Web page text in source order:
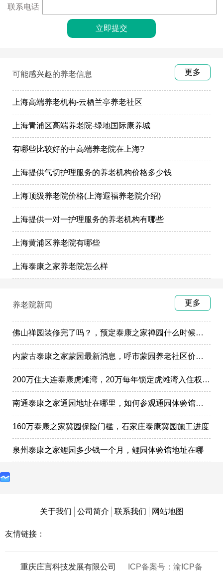
联系电话
可能感兴趣的养老信息 更多
上海高端养老机构-云栖兰亭养老社区
上海青浦区高端养老院-绿地国际康养城
有哪些比较好的中高端养老院在上海?
上海提供气切护理服务的养老机构价格多少钱
上海顶级养老院价格(上海遐福养老院介绍)
上海提供一对一护理服务的养老机构有哪些
上海黄浦区养老院有哪些
上海泰康之家养老院怎么样
养老院新闻 更多
佛山禅园装修完了吗？，预定泰康之家禅园什么时候选房入住?
内蒙古泰康之家蒙园最新消息，呼市蒙园养老社区价格表
200万住大连泰康虎滩湾，20万每年锁定虎滩湾入住权政策
南通泰康之家通园地址在哪里，如何参观通园体验馆样板间
160万泰康之家冀园保险门槛，石家庄泰康冀园施工进度
泉州泰康之家鲤园多少钱一个月，鲤园体验馆地址在哪
关于我们 公司简介 联系我们 网站地图
友情链接：
重庆庄言科技发展有限公司 ICP备案号：渝ICP备